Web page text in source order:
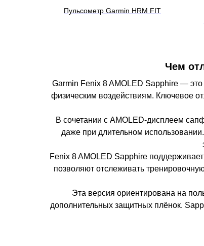
Пульсометр Garmin HRM FIT
Чем
Garmin Fenix 8 AMOLED Sapphire — это
физическим воздействиям. Ключевое
В сочетании с AMOLED-дисплеем
даже при длительном
Fenix 8 AMOLED Sapphire
позволяют отслеживать
Эта версия ориентирована на
дополнительных защитных плёнок.